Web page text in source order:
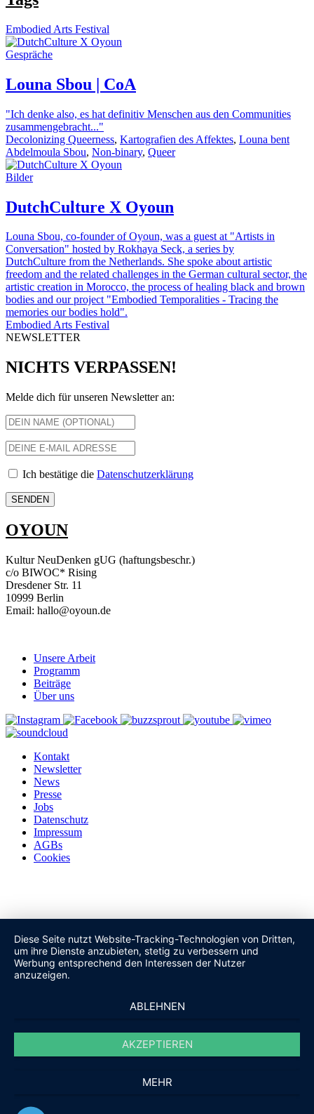
Embodied Arts Festival
Gespräche
Louna Sbou | CoA
"Ich denke also, es hat definitiv Menschen aus den Communities
zusammengebracht..."
Decolonizing Queerness, Kartografien des Affektes, Louna bent
Abdelmoula Sbou, Non-binary, Queer
Bilder
DutchCulture X Oyoun
Louna Sbou, co-founder of Oyoun, was a guest at "Artists in
Conversation" hosted by Rokhaya Seck, a series by
DutchCulture from the Netherlands. She spoke about artistic
freedom and the related challenges in the German cultural sector, the
artistic creation in Morocco, the process of healing black and brown
bodies and our project "Embodied Temporalities - Tracing the
memories our bodies hold".
Embodied Arts Festival
NEWSLETTER
NICHTS VERPASSEN!
Melde dich für unseren Newsletter an:
Ich bestätige die Datenschutzerklärung
OYOUN
Kultur NeuDenken gUG (haftungsbeschr.)
c/o BIWOC* Rising
Dresdener Str. 11
10999 Berlin
Email: hallo@oyoun.de
Unsere Arbeit
Programm
Beiträge
Über uns
Kontakt
Newsletter
News
Presse
Jobs
Datenschutz
Impressum
AGBs
Cookies
Diese Seite nutzt Website-Tracking-Technologien von Dritten,
um ihre Dienste anzubieten, stetig zu verbessern und
Werbung entsprechend den Interessen der Nutzer
anzuzeigen.
ABLEHNEN
AKZEPTIEREN
MEHR